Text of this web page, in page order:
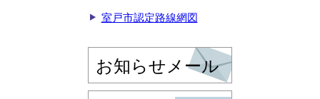
室戸市認定路線網図
お知らせメール